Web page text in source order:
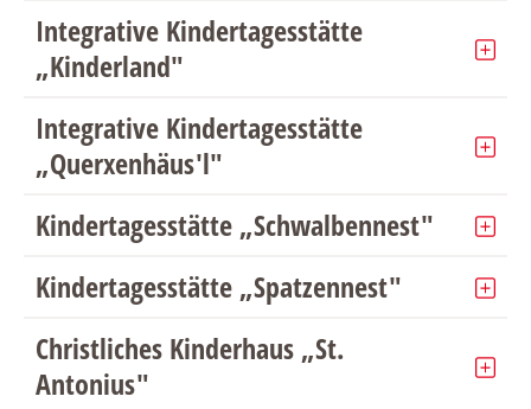
Integrative Kindertagesstätte
„Kinderland"
Integrative Kindertagesstätte
„Querxenhäus'l"
Kindertagesstätte „Schwalbennest"
Kindertagesstätte „Spatzennest"
Christliches Kinderhaus „St.
Antonius"